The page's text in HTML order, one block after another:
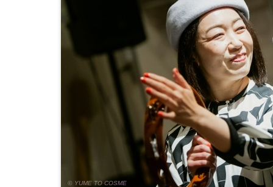
© YUME TO COSME